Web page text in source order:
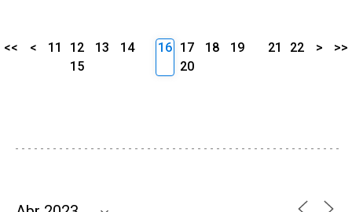
<< < 11 12 13
14
15
16 17 18
19
20
21 22 > >>